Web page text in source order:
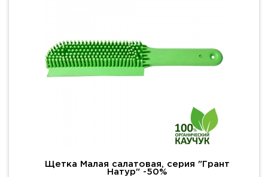
Щетка Малая салатовая, серия "Грант
Натур" -50%